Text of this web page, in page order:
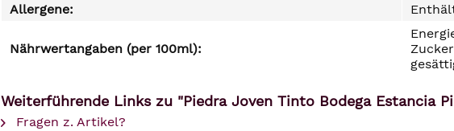
Allergene:
Nährwertangaben (per 100ml):
Weiterführende Links zu "Piedra Joven Tinto Bodega Estancia
Fragen z. Artikel?